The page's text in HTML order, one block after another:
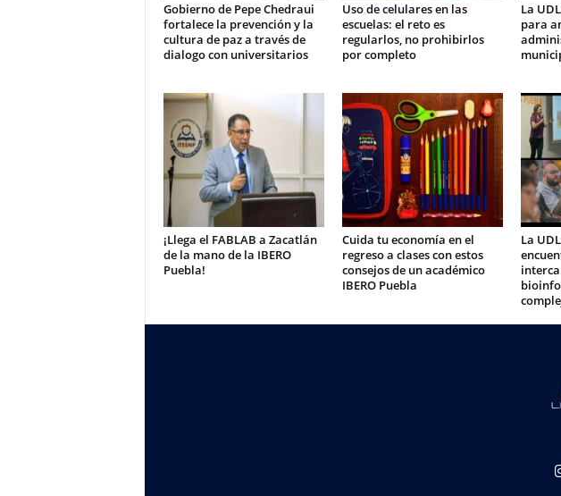
Gobierno de Pepe Chedraui
fortalece la prevención y la
cultura de paz a través de
dialogo con universitarios
Uso de celulares en las
escuelas: el reto es
regularlos, no prohibirlos
por completo
La
para
¡Llega el FABLAB a Zacatlán
de la mano de la IBERO
Puebla!
Cuida tu economía en el
regreso a clases con estos
consejos de un académico
IBERO Puebla
La